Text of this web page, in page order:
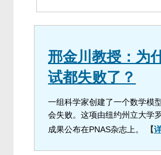
邢金川教授：为
试都失败了？
一组科学家创建了一个数学模
会失败。这项由纽约州立大学
成果公布在PNAS杂志上。
【